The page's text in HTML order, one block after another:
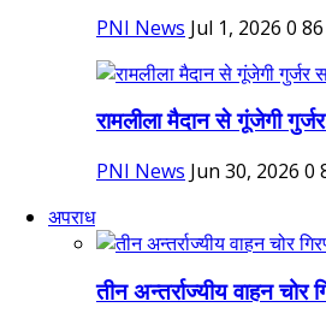
PNI News Jul 1, 2026 0 86
रामलीला मैदान से गूंजेगी
PNI News Jun 30, 2026 0
अपराध
तीन अन्तर्राज्यीय वाहन